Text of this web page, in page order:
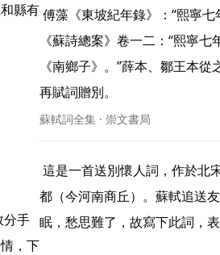
縣有
，下
《蘇詩總案》卷一二：“熙寧
《南鄉子》。”薛本、鄒王本
再賦詞贈別。
蘇軾詞全集 · 崇文書局
都（今河南商丘）。蘇軾追送
眠，愁思難了，故寫下此詞，